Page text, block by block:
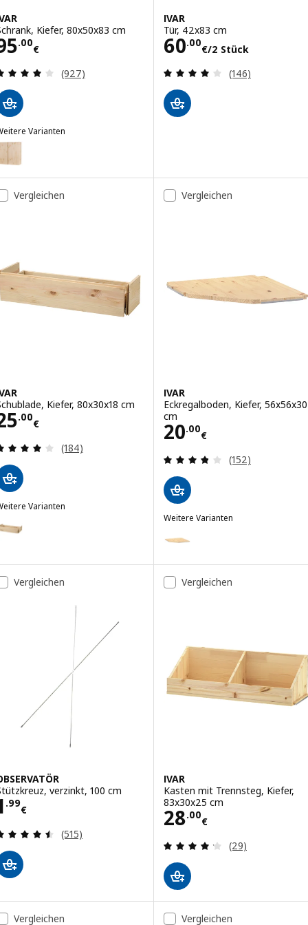
Kiefer, 80x50x83 cm
.00
€95.00€
Bewertungen: 4.1 von 5 Sternen. Bewertungen
(927)
Varianten
IVAR, Schrank, Kiefer, 80x30x83 cm
IVAR
Tür, 42x83 cm
60.00
€/2 Stück
Preis 60.00€/2
Bewertungen:
(146)
Vergleichen
Kiefer, 80x30x18 cm
.00
€25.00€
Bewertungen: 4 von 5 Sternen. Bewertungen
(184)
Varianten
IVAR, Schublade, Kiefer, 80x50x18 cm
Vergleichen
IVAR
Eckregalboden, Kiefer, 56x56x30
cm
20.00
€
Preis 20.00€
Bewertungen:
(152)
Weitere Varianten
Vergleichen
verzinkt, 100 cm
.99
€ 1.99€
Bewertungen: 4.5 von 5 Sternen. Bewertungen
(515)
Vergleichen
IVAR
Kasten mit Trennsteg, Kiefer,
83x30x25 cm
28.00
€
Preis 28.00€
Bewertungen:
(29)
Vergleichen Vergleichen